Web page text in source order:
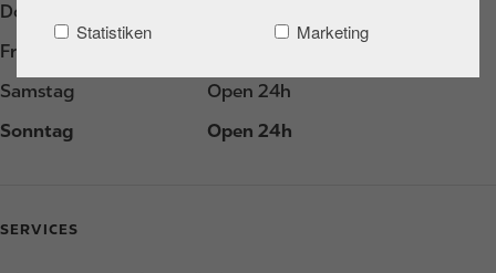
Statistiken
Marketing
Donnerstag
Freitag
Samstag
Open 24h
Sonntag
Open 24h
SERVICES